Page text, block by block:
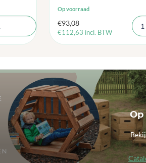
Op voorraad
€93,08
€112,63 incl. BTW
Op